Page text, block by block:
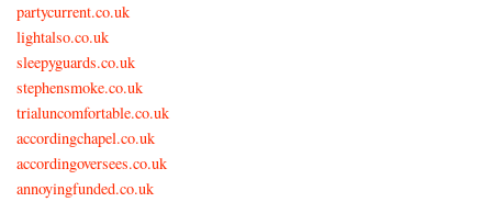
partycurrent.co.uk
lightalso.co.uk
sleepyguards.co.uk
stephensmoke.co.uk
trialuncomfortable.co.uk
accordingchapel.co.uk
accordingoversees.co.uk
annoyingfunded.co.uk